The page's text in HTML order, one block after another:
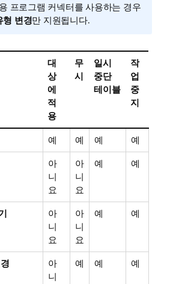
프로그램 커넥터를 사용하는 경우
형 변경만 지원됩니다.
대
상
에
적
용
무
시
일시
중단
테이블
작
업
중
지
예 예 예 예
아
니
요
아
니
요
예 예
아
니
요
아
니
요
예 예
아
니
예 예 예